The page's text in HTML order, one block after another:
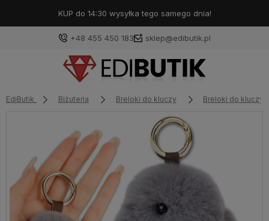
KUP do 14:30 wysyłka tego samego dnia!
+48 455 450 183 sklep@edibutik.pl
EdiButik Biżuteria Breloki do kluczy Breloki do kluczy